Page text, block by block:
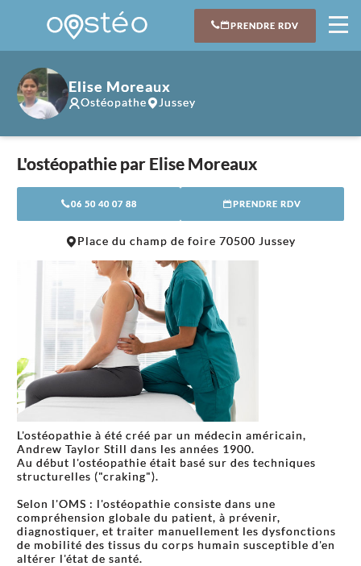
PRENDRE RDV
Elise Moreaux
Ostéopathe Jussey
L'ostéopathie par Elise Moreaux
06 50 40 07 88 PRENDRE RDV
+
Place du champ de foire 70500 Jussey
L'ostéopathie à été créé par un médecin américain,
Andrew Taylor Still dans les années 1900.
Au début l'ostéopathie était basé sur des techniques
structurelles ("craking").
Selon l'OMS : l'ostéopathie consiste dans une
compréhension globale du patient, à prévenir,
diagnostiquer, et traiter manuellement les dysfonctions
de mobilité des tissus du corps humain susceptible d'en
altérer l'état de santé.